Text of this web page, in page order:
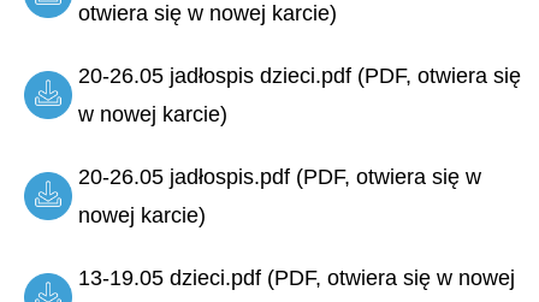
otwiera się w nowej karcie)
20-26.05 jadłospis dzieci.pdf (PDF, otwiera się
w nowej karcie)
20-26.05 jadłospis.pdf (PDF, otwiera się w
nowej karcie)
13-19.05 dzieci.pdf (PDF, otwiera się w nowej